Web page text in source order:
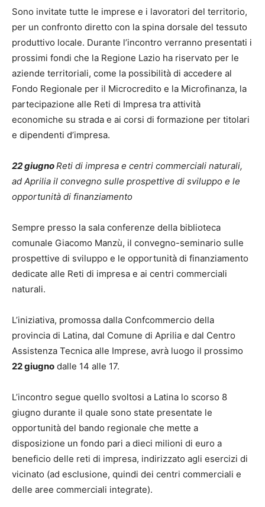
Sono invitate tutte le imprese e i lavoratori del territorio,
per un confronto diretto con la spina dorsale del tessuto
produttivo locale. Durante l’incontro verranno presentati i
prossimi fondi che la Regione Lazio ha riservato per le
aziende territoriali, come la possibilità di accedere al
Fondo Regionale per il Microcredito e la Microfinanza, la
partecipazione alle Reti di Impresa tra attività
economiche su strada e ai corsi di formazione per titolari
e dipendenti d’impresa.
22 giugnoReti di impresa e centri commerciali naturali,
ad Aprilia il convegno sulle prospettive di sviluppo e le
opportunità di finanziamento
Sempre presso la sala conferenze della biblioteca
comunale Giacomo Manzù, il convegno-seminario sulle
prospettive di sviluppo e le opportunità di finanziamento
dedicate alle Reti di impresa e ai centri commerciali
naturali.
L’iniziativa, promossa dalla Confcommercio della
provincia di Latina, dal Comune di Aprilia e dal Centro
Assistenza Tecnica alle Imprese, avrà luogo il prossimo
22 giugno dalle 14 alle 17.
L’incontro segue quello svoltosi a Latina lo scorso 8
giugno durante il quale sono state presentate le
opportunità del bando regionale che mette a
disposizione un fondo pari a dieci milioni di euro a
beneficio delle reti di impresa, indirizzato agli esercizi di
vicinato (ad esclusione, quindi dei centri commerciali e
delle aree commerciali integrate).